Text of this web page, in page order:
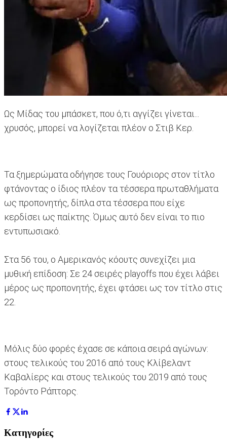
Ως Μίδας του μπάσκετ, που ό,τι αγγίζει γίνεται...
χρυσός, μπορεί να λογίζεται πλέον ο Στιβ Κερ.
Τα ξημερώματα οδήγησε τους Γουόριορς στον τίτλο
φτάνοντας ο ίδιος πλέον τα τέσσερα πρωταθλήματα
ως προπονητής, δίπλα στα τέσσερα που είχε
κερδίσει ως παίκτης. Όμως αυτό δεν είναι το πιο
εντυπωσιακό.
Στα 56 του, ο Αμερικανός κόουτς συνεχίζει μια
μυθική επίδοση: Σε 24 σειρές playoffs που έχει λάβει
μέρος ως προπονητής, έχει φτάσει ως τον τίτλο στις
22.
Μόλις δύο φορές έχασε σε κάποια σειρά αγώνων:
στους τελικούς του 2016 από τους Κλίβελαντ
Καβαλίερς και στους τελικούς του 2019 από τους
Τορόντο Ράπτορς.
Κατηγορίες